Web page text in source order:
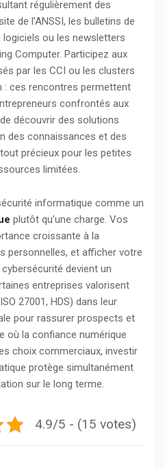
régulièrement des
de l’ANSSI, les bulletins de
ou les newsletters
Computer. Participez aux
par les CCI ou les clusters
: ces rencontres permettent
confrontés aux
découvrir des solutions
des connaissances et des
précieux pour les petites
limitées.
informatique comme un
plutôt qu’une charge. Vos
croissante à la
personnelles, et afficher votre
devient un
entreprises valorisent
27001, HDS) dans leur
pour rassurer prospects et
où la confiance numérique
choix commerciaux, investir
protège simultanément
sur le long terme.
4.9/5 - (15 votes)